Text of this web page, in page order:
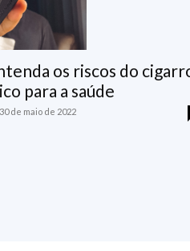
os riscos do
para a saúde
30 de maio de 2022